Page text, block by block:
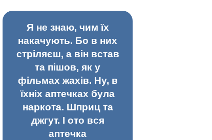
Я не знаю, чим їх
накачують. Бо в них
стріляєш, а він встав
та пішов, як у
фільмах жахів. Ну, в
їхніх аптечках була
наркота. Шприц та
джгут. І ото вся
аптечка